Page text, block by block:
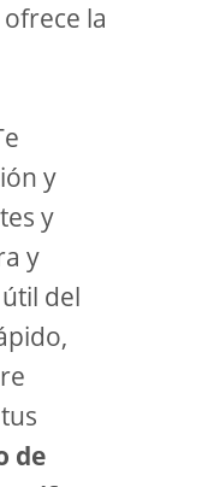
la
y
y
y
del
de